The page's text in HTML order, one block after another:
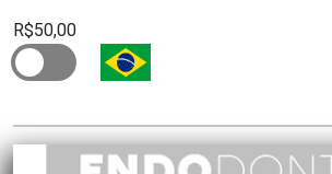
R$50,00